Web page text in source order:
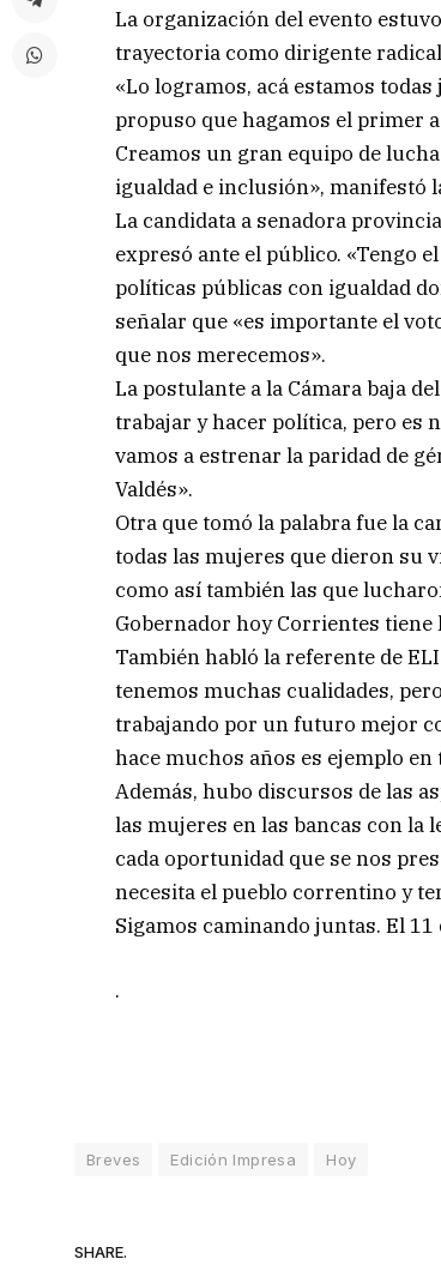
La organización del evento
trayectoria como dirigente
«Lo logramos, acá estamos
propuso que hagamos el primer
Creamos un gran equipo de
igualdad e inclusión», manifestó
La candidata a senadora
expresó ante el público. «Tengo
políticas públicas con igualdad
señalar que «es importante el
que nos merecemos».
La postulante a la Cámara baja
trabajar y hacer política, pero es
vamos a estrenar la paridad de
Valdés».
Otra que tomó la palabra fue la
todas las mujeres que dieron su
como así también las que
Gobernador hoy Corrientes tiene
También habló la referente de
tenemos muchas cualidades,
trabajando por un futuro mejor
hace muchos años es ejemplo en
Además, hubo discursos de las
las mujeres en las bancas con la
cada oportunidad que se nos
necesita el pueblo correntino y
Sigamos caminando juntas. El
.
Breves Edición Impresa Hoy
SHARE.